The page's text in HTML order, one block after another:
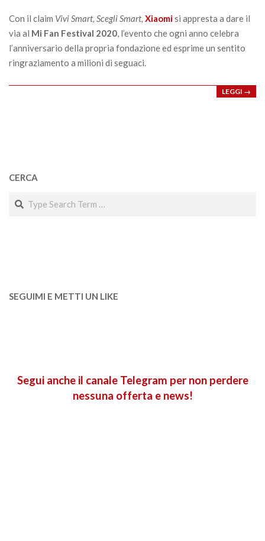
Con il claim Vivi Smart, Scegli Smart, Xiaomisi appresta a dare il
via al Mi Fan Festival 2020, l’evento che ogni anno celebra
l’anniversario della propria fondazione ed esprime un sentito
ringraziamento a milioni di seguaci.
LEGGI →
CERCA
Search
SEGUIMI E METTI UN LIKE
Segui anche il canale Telegram per non perdere
nessuna offerta e news!